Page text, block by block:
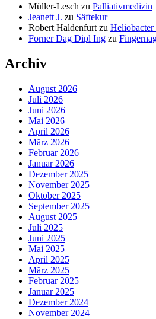
Müller-Lesch zu Palliativmedizin
Jeanett J. zu Säftekur
Robert Haldenfurt zu
Forner Dag Dipl Ing zu
Archiv
August 2026
Juli 2026
Juni 2026
Mai 2026
April 2026
März 2026
Februar 2026
Januar 2026
Dezember 2025
November 2025
Oktober 2025
September 2025
August 2025
Juli 2025
Juni 2025
Mai 2025
April 2025
März 2025
Februar 2025
Januar 2025
Dezember 2024
November 2024